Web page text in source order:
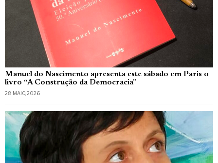
Manuel do Nascimento apresenta este sábado em Paris o
livro “A Construção da Democracia”
28 MAIO, 2026